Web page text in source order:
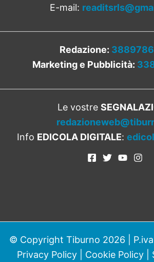
E-mail:
Redazione:
Marketing e Pubblicità:
Le vostre
Info EDICOLA DIGITALE:
© Copyright Tiburno 2026 | P.iva
Privacy Policy| Cookie Policy|